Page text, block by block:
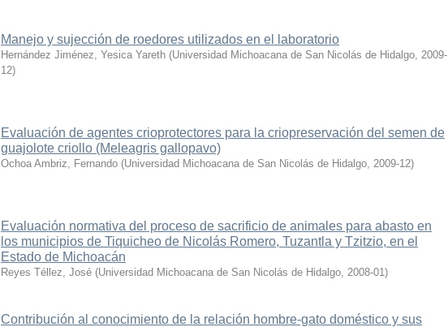
Manejo y sujección de roedores utilizados en el laboratorio
Hernández Jiménez, Yesica Yareth (Universidad Michoacana de San Nicolás de Hidalgo, 2009-
12)
Evaluación de agentes crioprotectores para la criopreservación del semen de
guajolote criollo (Meleagris gallopavo)
Ochoa Ambriz, Fernando (Universidad Michoacana de San Nicolás de Hidalgo, 2009-12)
Evaluación normativa del proceso de sacrificio de animales para abasto en
los municipios de Tiquicheo de Nicolás Romero, Tuzantla y Tzitzio, en el
Estado de Michoacán
Reyes Téllez, José (Universidad Michoacana de San Nicolás de Hidalgo, 2008-01)
Contribución al conocimiento de la relación hombre-gato doméstico y sus